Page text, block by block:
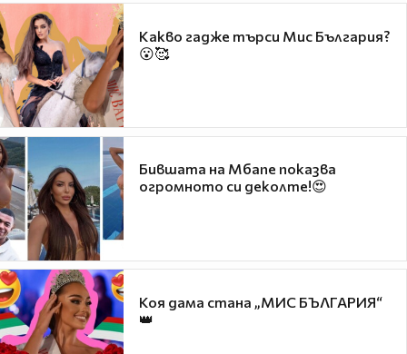
Какво гадже търси Мис България?
😮🥰
Бившата на Мбапе показва
огромното си деколте!😍
Коя дама стана „МИС БЪЛГАРИЯ“
👑